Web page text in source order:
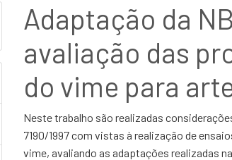
Adaptação da
avaliação das
do vime para
Neste trabalho são realizadas
7190/1997 com vistas à realização de
vime, avaliando as adaptações realizadas